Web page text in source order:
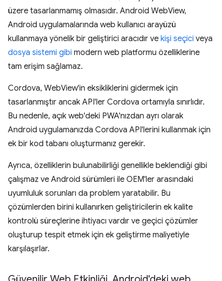
üzere tasarlanmamış olmasıdır. Android WebView,
Android uygulamalarında web kullanıcı arayüzü
kullanmaya yönelik bir geliştirici aracıdır ve kişi seçici veya
dosya sistemi gibi modern web platformu özelliklerine
tam erişim sağlamaz.
Cordova, WebView'in eksikliklerini gidermek için
tasarlanmıştır ancak API'ler Cordova ortamıyla sınırlıdır.
Bu nedenle, açık web'deki PWA'nızdan ayrı olarak
Android uygulamanızda Cordova API'lerini kullanmak için
ek bir kod tabanı oluşturmanız gerekir.
Ayrıca, özelliklerin bulunabilirliği genellikle beklendiği gibi
çalışmaz ve Android sürümleri ile OEM'ler arasındaki
uyumluluk sorunları da problem yaratabilir. Bu
çözümlerden birini kullanırken geliştiricilerin ek kalite
kontrolü süreçlerine ihtiyacı vardır ve geçici çözümler
oluşturup tespit etmek için ek geliştirme maliyetiyle
karşılaşırlar.